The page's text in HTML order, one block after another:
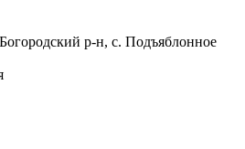
р-н, с. Подъяблонное